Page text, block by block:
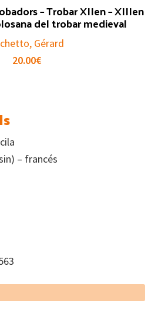
– Trobar XIIen – XIIIen
del trobar medieval
Gérard
20.00€
– francés